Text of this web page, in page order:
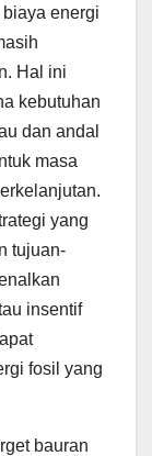
energi
Hal ini
kebutuhan
dan andal
masa
yang
tujuan-
insentif
fosil yang
bauran